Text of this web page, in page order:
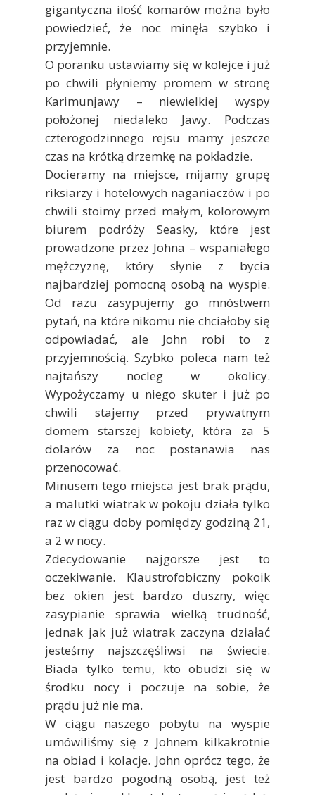
gigantyczna ilość komarów można było
powiedzieć, że noc minęła szybko i
przyjemnie.
O poranku ustawiamy się w kolejce i już
po chwili płyniemy promem w stronę
Karimunjawy – niewielkiej wyspy
położonej niedaleko Jawy. Podczas
czterogodzinnego rejsu mamy jeszcze
czas na krótką drzemkę na pokładzie.
Docieramy na miejsce, mijamy grupę
riksiarzy i hotelowych naganiaczów i po
chwili stoimy przed małym, kolorowym
biurem podróży Seasky, które jest
prowadzone przez Johna – wspaniałego
mężczyznę, który słynie z bycia
najbardziej pomocną osobą na wyspie.
Od razu zasypujemy go mnóstwem
pytań, na które nikomu nie chciałoby się
odpowiadać, ale John robi to z
przyjemnością. Szybko poleca nam też
najtańszy nocleg w okolicy.
Wypożyczamy u niego skuter i już po
chwili stajemy przed prywatnym
domem starszej kobiety, która za 5
dolarów za noc postanawia nas
przenocować.
Minusem tego miejsca jest brak prądu,
a malutki wiatrak w pokoju działa tylko
raz w ciągu doby pomiędzy godziną 21,
a 2 w nocy.
Zdecydowanie najgorsze jest to
oczekiwanie. Klaustrofobiczny pokoik
bez okien jest bardzo duszny, więc
zasypianie sprawia wielką trudność,
jednak jak już wiatrak zaczyna działać
jesteśmy najszczęśliwsi na świecie.
Biada tylko temu, kto obudzi się w
środku nocy i poczuje na sobie, że
prądu już nie ma.
W ciągu naszego pobytu na wyspie
umówiliśmy się z Johnem kilkakrotnie
na obiad i kolacje. John oprócz tego, że
jest bardzo pogodną osobą, jest też